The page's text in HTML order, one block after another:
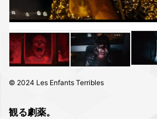
© 2024 Les Enfants Terribles
観る劇薬。